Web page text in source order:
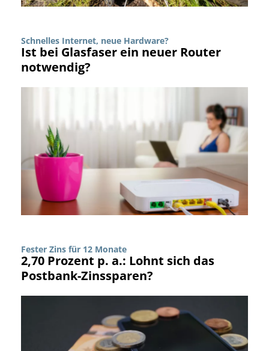
Schnelles Internet, neue Hardware?
Ist bei Glasfaser ein neuer Router
notwendig?
Fester Zins für 12 Monate
2,70 Prozent p. a.: Lohnt sich das
Postbank-Zinssparen?